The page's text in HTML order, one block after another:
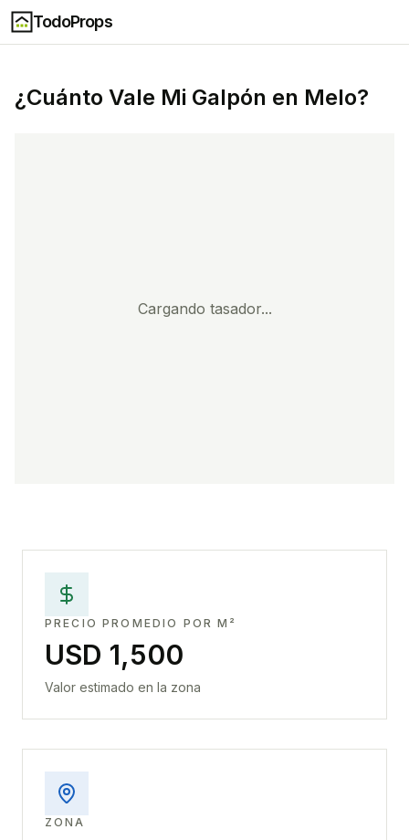
TodoProps
¿Cuánto Vale Mi Galpón en Melo?
Cargando tasador...
PRECIO PROMEDIO POR M²
USD 1,500
Valor estimado en la zona
ZONA